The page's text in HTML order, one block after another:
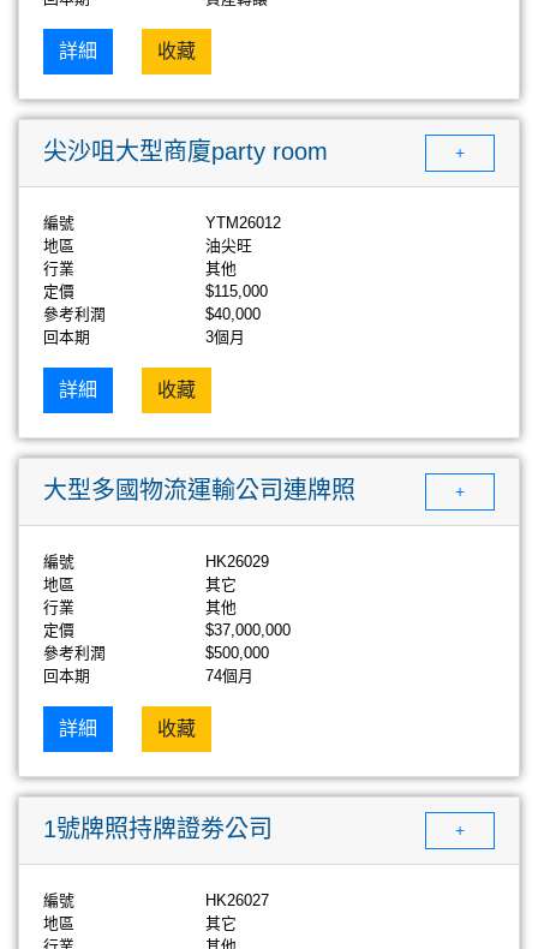
詳細 收藏
尖沙咀大型商廈party room +
編號
YTM26012
地區
油尖旺
行業
其他
定價
$115,000
參考利潤
$40,000
回本期
3個月
詳細 收藏
大型多國物流運輸公司連牌照 +
編號
HK26029
地區
其它
行業
其他
定價
$37,000,000
參考利潤
$500,000
回本期
74個月
詳細 收藏
1號牌照持牌證劵公司 +
編號
HK26027
地區
其它